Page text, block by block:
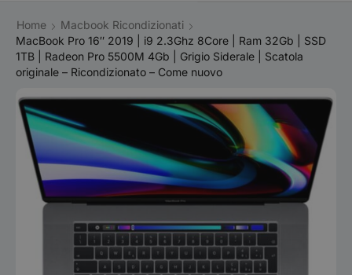
Home
Macbook Ricondizionati
MacBook Pro 16″ 2019 | i9 2.3Ghz 8Core | Ram 32Gb | SSD
1TB | Radeon Pro 5500M 4Gb | Grigio Siderale | Scatola
originale – Ricondizionato – Come nuovo